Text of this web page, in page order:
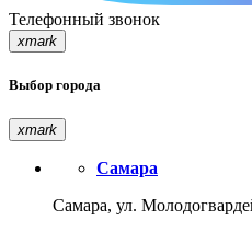
Телефонный звонок
xmark
Выбор города
xmark
Самара
Самара, ул.